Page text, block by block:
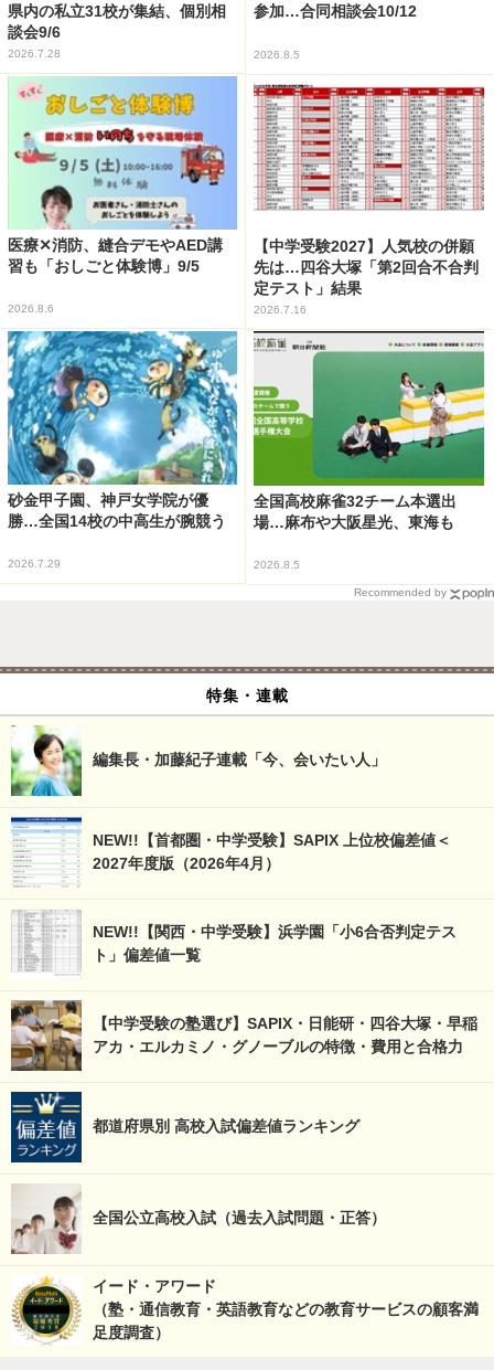
県内の私立31校が集結、個別相
談会9/6
2026.7.28
参加…合同相談会10/12
2026.8.5
医療✕消防、縫合デモやAED講
習も「おしごと体験博」9/5
2026.8.6
【中学受験2027】人気校の併願
先は…四谷大塚「第2回合不合判
定テスト」結果
2026.7.16
砂金甲子園、神戸女学院が優
勝…全国14校の中高生が腕競う
2026.7.29
全国高校麻雀32チーム本選出
場…麻布や大阪星光、東海も
2026.8.5
Recommended by
特集・連載
編集長・加藤紀子連載「今、会いたい人」
NEW!!【首都圏・中学受験】SAPIX 上位校偏差値＜
2027年度版（2026年4月）
NEW!!【関西・中学受験】浜学園「小6合否判定テス
ト」偏差値一覧
【中学受験の塾選び】SAPIX・日能研・四谷大塚・早稲
アカ・エルカミノ・グノーブルの特徴・費用と合格力
都道府県別 高校入試偏差値ランキング
全国公立高校入試（過去入試問題・正答）
イード・アワード
（塾・通信教育・英語教育などの教育サービスの顧客満
足度調査）